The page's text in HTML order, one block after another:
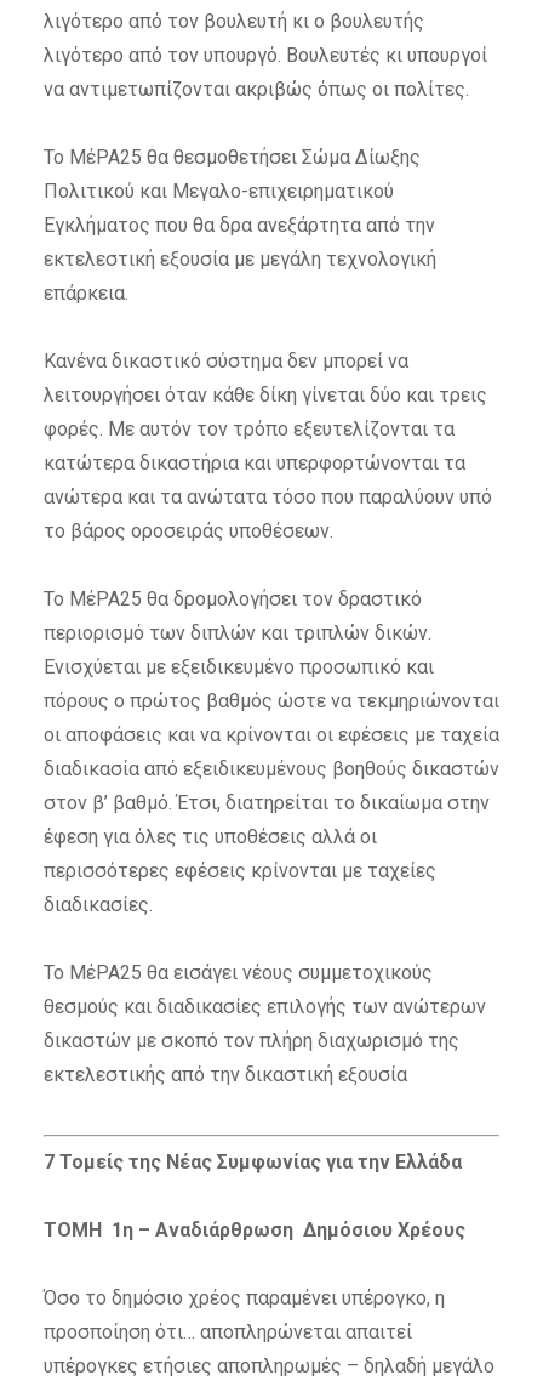
λιγότερο από τον βουλευτή κι ο βουλευτής
λιγότερο από τον υπουργό. Βουλευτές κι υπουργοί
να αντιμετωπίζονται ακριβώς όπως οι πολίτες.
Το ΜέΡΑ25 θα θεσμοθετήσει Σώμα Δίωξης
Πολιτικού και Μεγαλο-επιχειρηματικού
Εγκλήματος που θα δρα ανεξάρτητα από την
εκτελεστική εξουσία με μεγάλη τεχνολογική
επάρκεια.
Κανένα δικαστικό σύστημα δεν μπορεί να
λειτουργήσει όταν κάθε δίκη γίνεται δύο και τρεις
φορές. Με αυτόν τον τρόπο εξευτελίζονται τα
κατώτερα δικαστήρια και υπερφορτώνονται τα
ανώτερα και τα ανώτατα τόσο που παραλύουν υπό
το βάρος οροσειράς υποθέσεων.
Το ΜέΡΑ25 θα δρομολογήσει τον δραστικό
περιορισμό των διπλών και τριπλών δικών.
Ενισχύεται με εξειδικευμένο προσωπικό και
πόρους ο πρώτος βαθμός ώστε να τεκμηριώνονται
οι αποφάσεις και να κρίνονται οι εφέσεις με ταχεία
διαδικασία από εξειδικευμένους βοηθούς δικαστών
στον β’ βαθμό. Έτσι, διατηρείται το δικαίωμα στην
έφεση για όλες τις υποθέσεις αλλά οι
περισσότερες εφέσεις κρίνονται με ταχείες
διαδικασίες.
Το ΜέΡΑ25 θα εισάγει νέους συμμετοχικούς
θεσμούς και διαδικασίες επιλογής των ανώτερων
δικαστών με σκοπό τον πλήρη διαχωρισμό της
εκτελεστικής από την δικαστική εξουσία
7 Τομείς της Νέας Συμφωνίας για την Ελλάδα
ΤΟΜΗ 1η – Αναδιάρθρωση Δημόσιου Χρέους
Όσο το δημόσιο χρέος παραμένει υπέρογκο, η
προσποίηση ότι… αποπληρώνεται απαιτεί
υπέρογκες ετήσιες αποπληρωμές – δηλαδή μεγάλο